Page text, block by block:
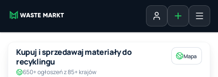
Zaloguj sięDodaj
Kupuj i sprzedawaj materiały do
recyklingu
650+ ogłoszeń z 85+ krajów
Mapa